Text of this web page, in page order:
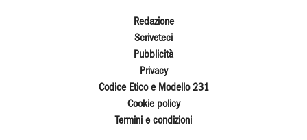
Redazione
Scriveteci
Pubblicità
Privacy
Codice Etico e Modello 231
Cookie policy
Termini e condizioni